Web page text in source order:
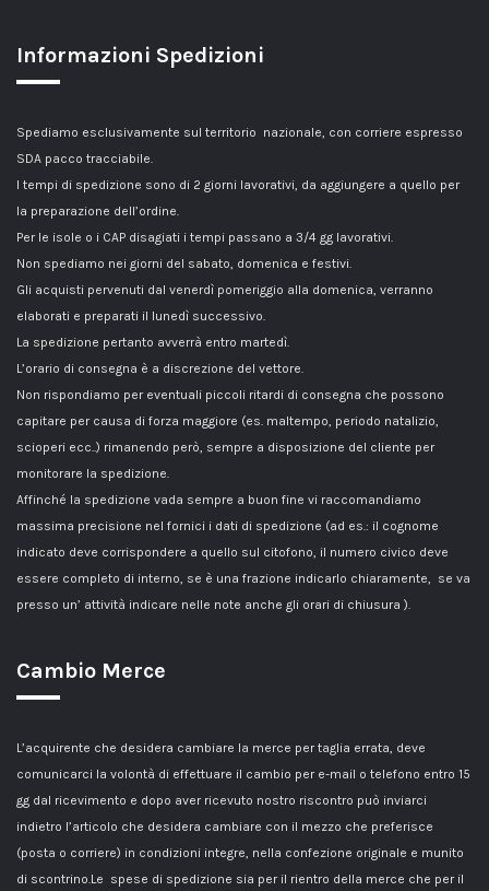
Informazioni Spedizioni
Spediamo esclusivamente sul territorio nazionale, con corriere espresso
SDA pacco tracciabile.
I tempi di spedizione sono di 2 giorni lavorativi, da aggiungere a quello per
la preparazione dell’ordine.
Per le isole o i CAP disagiati i tempi passano a 3/4 gg lavorativi.
Non spediamo nei giorni del sabato, domenica e festivi.
Gli acquisti pervenuti dal venerdì pomeriggio alla domenica, verranno
elaborati e preparati il lunedì successivo.
La spedizione pertanto avverrà entro martedì.
L’orario di consegna è a discrezione del vettore.
Non rispondiamo per eventuali piccoli ritardi di consegna che possono
capitare per causa di forza maggiore (es. maltempo, periodo natalizio,
scioperi ecc..) rimanendo però, sempre a disposizione del cliente per
monitorare la spedizione.
Affinché la spedizione vada sempre a buon fine vi raccomandiamo
massima precisione nel fornici i dati di spedizione (ad es.: il cognome
indicato deve corrispondere a quello sul citofono, il numero civico deve
essere completo di interno, se è una frazione indicarlo chiaramente, se va
presso un’ attività indicare nelle note anche gli orari di chiusura ).
Cambio Merce
L’acquirente che desidera cambiare la merce per taglia errata, deve
comunicarci la volontà di effettuare il cambio per e-mail o telefono entro 15
gg dal ricevimento e dopo aver ricevuto nostro riscontro può inviarci
indietro l’articolo che desidera cambiare con il mezzo che preferisce
(posta o corriere) in condizioni integre, nella confezione originale e munito
di scontrino.Le spese di spedizione sia per il rientro della merce che per il